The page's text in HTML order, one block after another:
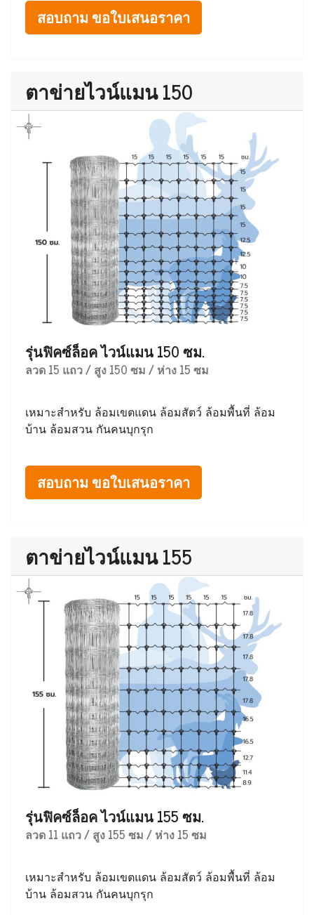
สอบถาม ขอใบเสนอราคา
ตาข่ายไวน์แมน 150
รุ่นฟิคซ์ล็อค ไวน์แมน 150 ซม.
ลวด 15 แถว / สูง 150 ซม / ห่าง 15 ซม
เหมาะสำหรับ ล้อมเขตแดน ล้อมสัตว์ ล้อมพื้นที่ ล้อม
บ้าน ล้อมสวน กันคนบุกรุก
สอบถาม ขอใบเสนอราคา
ตาข่ายไวน์แมน 155
รุ่นฟิคซ์ล็อค ไวน์แมน 155 ซม.
ลวด 11 แถว / สูง 155 ซม / ห่าง 15 ซม
เหมาะสำหรับ ล้อมเขตแดน ล้อมสัตว์ ล้อมพื้นที่ ล้อม
บ้าน ล้อมสวน กันคนบุกรุก